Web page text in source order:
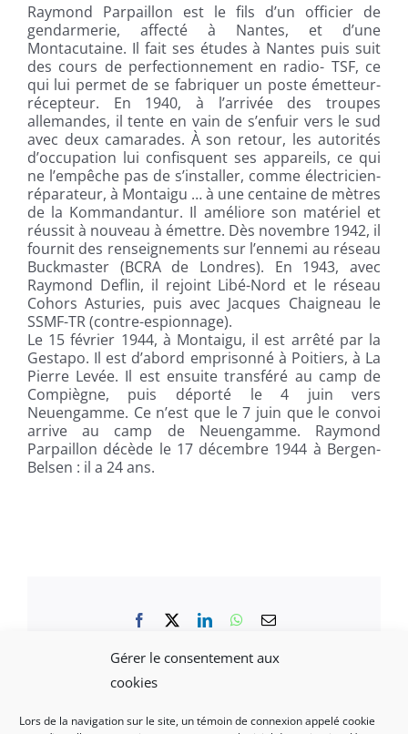
Gérer le consentement aux
cookies
Lors de la navigation sur le site, un témoin de connexion appelé cookie
Raymond Parpaillon est le fils d’un officier de
gendarmerie, affecté à Nantes, et d’une
Montacutaine. Il fait ses études à Nantes puis suit
des cours de perfectionnement en radio- TSF, ce
qui lui permet de se fabriquer un poste émetteur-
récepteur. En 1940, à l’arrivée des troupes
allemandes, il tente en vain de s’enfuir vers le sud
avec deux camarades. À son retour, les autorités
d’occupation lui confisquent ses appareils, ce qui
ne l’empêche pas de s’installer, comme électricien-
réparateur, à Montaigu … à une centaine de mètres
de la Kommandantur. Il améliore son matériel et
réussit à nouveau à émettre. Dès novembre 1942, il
fournit des renseignements sur l’ennemi au réseau
Buckmaster (BCRA de Londres). En 1943, avec
Raymond Deflin, il rejoint Libé-Nord et le réseau
Cohors Asturies, puis avec Jacques Chaigneau le
SSMF-TR (contre-espionnage).
Le 15 février 1944, à Montaigu, il est arrêté par la
Gestapo. Il est d’abord emprisonné à Poitiers, à La
Pierre Levée. Il est ensuite transféré au camp de
Compiègne, puis déporté le 4 juin vers
Neuengamme. Ce n’est que le 7 juin que le convoi
arrive au camp de Neuengamme. Raymond
Parpaillon décède le 17 décembre 1944 à Bergen-
Belsen : il a 24 ans.
Facebook LinkedInWhatsApp
Email